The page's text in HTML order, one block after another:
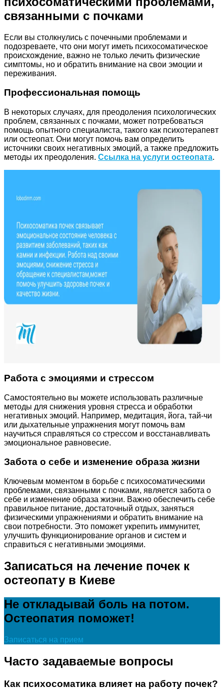
связанными с почками
Если вы столкнулись с почечными проблемами и
подозреваете, что они могут иметь психосоматическое
происхождение, важно не только лечить физические
симптомы, но и обратить внимание на свои эмоции и
переживания.
Профессиональная помощь
В некоторых случаях, для преодоления психологических
проблем, связанных с почками, может потребоваться
помощь опытного специалиста, такого как психотерапевт
или остеопат. Они могут помочь вам определить
источники своих негативных эмоций, а также предложить
методы их преодоления. Ссылка на услуги остеопата.
Работа с эмоциями и стрессом
Самостоятельно вы можете использовать различные
методы для снижения уровня стресса и обработки
негативных эмоций. Например, медитация, йога, тай-чи
или дыхательные упражнения могут помочь вам
научиться справляться со стрессом и восстанавливать
эмоциональное равновесие.
Забота о себе и изменение образа жизни
Ключевым моментом в борьбе с психосоматическими
проблемами, связанными с почками, является забота о
себе и изменение образа жизни. Важно обеспечить себе
правильное питание, достаточный отдых, заняться
физическими упражнениями и обратить внимание на
свои потребности. Это поможет укрепить иммунитет,
улучшить функционирование органов и систем и
справиться с негативными эмоциями.
Записаться на лечение почек к
остеопату в Киеве
Не откладывай боль на потом.
Остеопатия поможет!
Записаться на прием
Часто задаваемые вопросы
Как психосоматика влияет на работу почек?